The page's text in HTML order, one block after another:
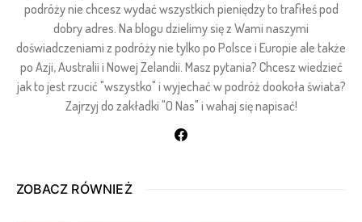
podróży nie chcesz wydać wszystkich pieniędzy to trafiłeś pod
dobry adres. Na blogu dzielimy się z Wami naszymi
doświadczeniami z podróży nie tylko po Polsce i Europie ale także
po Azji, Australii i Nowej Zelandii. Masz pytania? Chcesz wiedzieć
jak to jest rzucić "wszystko" i wyjechać w podróż dookoła świata?
Zajrzyj do zakładki "O Nas" i wahaj się napisać!
ZOBACZ RÓWNIEŻ